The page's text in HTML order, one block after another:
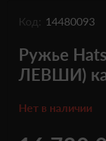
Код: 14480093
Ружье
ЛЕВШИ)
Нет в наличии